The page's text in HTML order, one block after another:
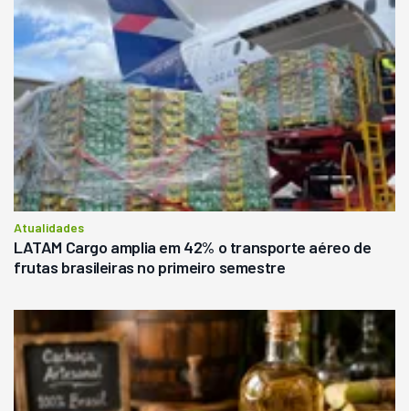
Atualidades
LATAM Cargo amplia em 42% o transporte aéreo de
frutas brasileiras no primeiro semestre